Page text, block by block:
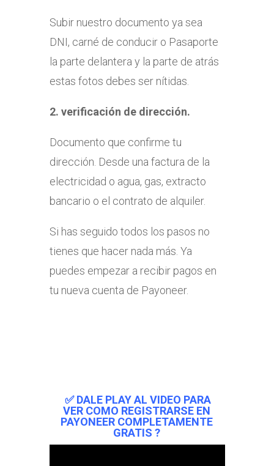
Subir nuestro documento ya sea
DNI, carné de conducir o Pasaporte
la parte delantera y la parte de atrás
estas fotos debes ser nítidas.
2. verificación de dirección.
Documento que confirme tu
dirección. Desde una factura de la
electricidad o agua, gas, extracto
bancario o el contrato de alquiler.
Si has seguido todos los pasos no
tienes que hacer nada más. Ya
puedes empezar a recibir pagos en
tu nueva cuenta de Payoneer.
✅ DALE PLAY AL VIDEO PARA
VER COMO REGISTRARSE EN
PAYONEER COMPLETAMENTE
GRATIS ?